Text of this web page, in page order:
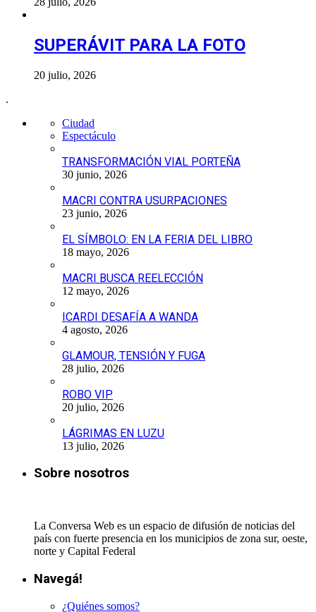
SUPERÁVIT PARA LA FOTO
20 julio, 2026
.
Ciudad
Espectáculo
TRANSFORMACIÓN VIAL PORTEÑA
30 junio, 2026
MACRI CONTRA USURPACIONES
23 junio, 2026
EL SÍMBOLO: EN LA FERIA DEL LIBRO
18 mayo, 2026
MACRI BUSCA REELECCIÓN
12 mayo, 2026
ICARDI DESAFÍA A WANDA
4 agosto, 2026
GLAMOUR, TENSIÓN Y FUGA
28 julio, 2026
ROBO VIP
20 julio, 2026
LÁGRIMAS EN LUZU
13 julio, 2026
Sobre nosotros
La Conversa Web es un espacio de difusión de noticias del
país con fuerte presencia en los municipios de zona sur, oeste,
norte y Capital Federal
Navegá!
¿Quiénes somos?